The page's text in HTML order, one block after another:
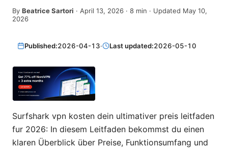
By Beatrice Sartori · April 13, 2026 · 8 min · Updated May 10,
2026
Published:2026-04-13· Last updated:2026-05-10
Surfshark vpn kosten dein ultimativer preis leitfaden
fur 2026: In diesem Leitfaden bekommst du einen
klaren Überblick über Preise, Funktionsumfang und